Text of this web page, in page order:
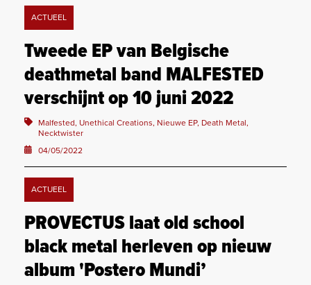
ACTUEEL
Tweede EP van Belgische
deathmetal band MALFESTED
verschijnt op 10 juni 2022
Malfested, Unethical Creations, Nieuwe EP, Death Metal,
Necktwister
04/05/2022
ACTUEEL
PROVECTUS laat old school
black metal herleven op nieuw
album 'Postero Mundi’